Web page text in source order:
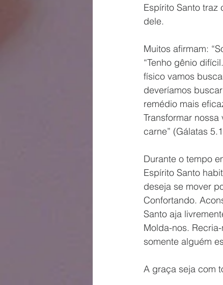
Espírito Santo
dele.
Muitos afirmam:
“Tenho gênio
físico vamos
deveríamos
remédio mais
Transformar
carne” (Gálatas
Durante o tempo
Espírito Santo
deseja se mover
Confortando.
Santo aja
Molda-nos.
somente alguém
A graça seja com